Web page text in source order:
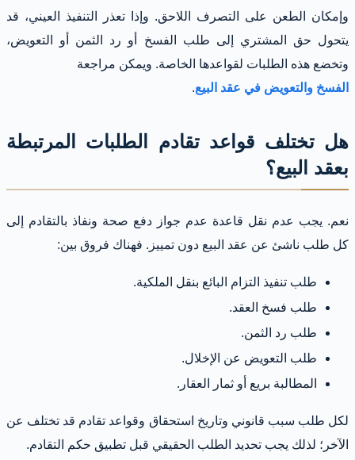
وإمكان الطعن على التصرف اللاحق. وإذا تعذر التنفيذ العيني، قد
يتحول حق المشتري إلى طلب الفسخ أو رد الثمن أو التعويض،
وتخضع هذه الطلبات لقواعدها الخاصة. ويمكن مراجعة
الفسخ والتعويض في عقد البيع.
هل تختلف قواعد تقادم الطلبات المرتبطة
بعقد البيع؟
نعم. يجب عدم نقل قاعدة عدم جواز دفع صحة ونفاذ بالتقادم إلى
كل طلب ناشئ عن عقد البيع دون تمييز. فهناك فروق بين:
طلب تنفيذ التزام البائع بنقل الملكية.
طلب فسخ العقد.
طلب رد الثمن.
طلب التعويض عن الإخلال.
المطالبة بريع أو ثمار العقار.
لكل طلب سبب قانوني وتاريخ استحقاق وقواعد تقادم قد تختلف عن
الآخر؛ لذلك يجب تحديد الطلب الحقيقي قبل تطبيق حكم التقادم.